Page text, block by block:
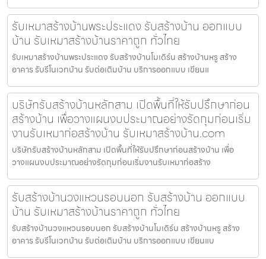
รับเหมาสร้างบ้านพระประแดง รับสร้างบ้าน ออกแบบ
บ้าน รับเหมาสร้างบ้านราคาถูก ทั่วไทย
รับเหมาสร้างบ้านพระประแดง รับสร้างบ้านโมเดิร์น สร้างบ้านหรู สร้าง
อาคาร รับรีโนเวทบ้าน รับต่อเติมบ้าน บริการออกแบบ เขียนแ
บริษัทรับสร้างบ้านหลักสาม เปิดพื้นที่ให้รับปรึกษาก่อน
สร้างบ้าน เพื่อวางแผนงบประมาณอย่างรัดกุมก่อนเริ่ม
งานรับเหมาก่อสร้างบ้าน รับเหมาสร้างบ้าน.com
บริษัทรับสร้างบ้านหลักสาม เปิดพื้นที่ให้รับปรึกษาก่อนสร้างบ้าน เพื่อ
วางแผนงบประมาณอย่างรัดกุมก่อนเริ่มงานรับเหมาก่อสร้าง
รับสร้างบ้านวงแหวนรอบนอก รับสร้างบ้าน ออกแบบ
บ้าน รับเหมาสร้างบ้านราคาถูก ทั่วไทย
รับสร้างบ้านวงแหวนรอบนอก รับสร้างบ้านโมเดิร์น สร้างบ้านหรู สร้าง
อาคาร รับรีโนเวทบ้าน รับต่อเติมบ้าน บริการออกแบบ เขียนแบ